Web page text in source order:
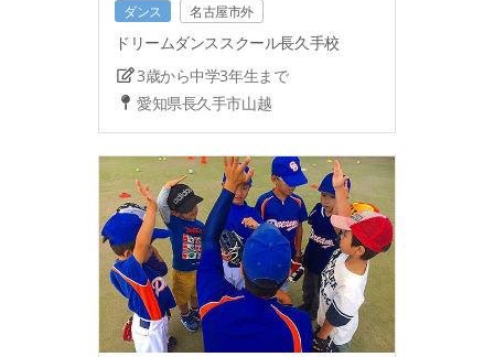
ダンス 名古屋市外
ドリームダンススクール長久手校
3歳から中学3年生まで
愛知県長久手市山越